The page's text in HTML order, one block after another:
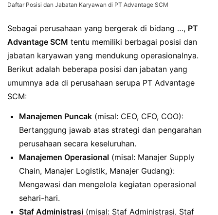
Daftar Posisi dan Jabatan Karyawan di PT Advantage SCM
Sebagai perusahaan yang bergerak di bidang …, PT
Advantage SCM tentu memiliki berbagai posisi dan
jabatan karyawan yang mendukung operasionalnya.
Berikut adalah beberapa posisi dan jabatan yang
umumnya ada di perusahaan serupa PT Advantage
SCM:
Manajemen Puncak (misal: CEO, CFO, COO):
Bertanggung jawab atas strategi dan pengarahan
perusahaan secara keseluruhan.
Manajemen Operasional (misal: Manajer Supply
Chain, Manajer Logistik, Manajer Gudang):
Mengawasi dan mengelola kegiatan operasional
sehari-hari.
Staf Administrasi (misal: Staf Administrasi, Staf